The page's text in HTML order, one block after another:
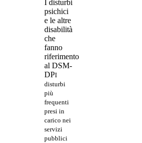
I disturbi
psichici
e le altre
disabilità
che
fanno
riferimento
al DSM-
DPI
disturbi
più
frequenti
presi in
carico nei
servizi
pubblici